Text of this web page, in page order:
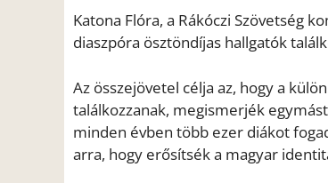
Katona Flóra, a Rákóczi Szövetség
diaszpóra ösztöndíjas hallgatók
Az összejövetel célja az, hogy a
találkozzanak, megismerjék
minden évben több ezer diákot
arra, hogy erősítsék a magyar